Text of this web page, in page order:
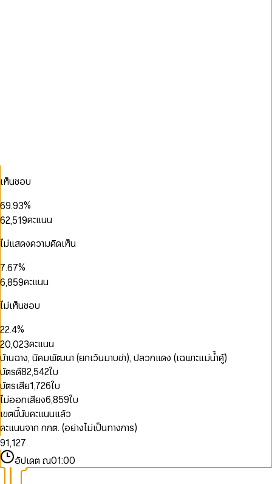
เห็นชอบ
2
4
6
7
8
9
7
9.
7
9
1
3
4
5
6
7
8
9
%
2
3
5
6
8
1
2
4
6
7
8
9
,
2
4
5
7
9
0
1
3
5
6
7
8
9
6
7
8
9คะแนน
ไม่แสดงความคิดเห็น
1
2
3
5
7
8
9
.
0
1
2
4
6
7
8
9
1
2
3
5
7
8
9
%
0
1
2
3
5
6
8
,
1
2
3
4
5
7
8
0
2
4
5
7
9
0
2
3
4
5
6
7
8
9คะแนน
ไม่เห็นชอบ
0
2
3
4
5
6
7
8
9
0
2
3
4
5
6
7
8
9
.
0
2
4
5
6
7
8
9
%
1
2
3
4
5
6
7
8
9
0
1
2
3
4
5
6
7
8
9
,0
1
2
3
4
5
6
7
8
9
0
1
2
3
4
5
6
7
8
9
0
3
4
5
6
7
8
9
คะแนน
บ้านฉาง, นิคมพัฒนา (ยกเว้นมาบข่า), ปลวกแดง (เฉพาะแม่น้ำคู้)
บัตรดี82,542ใบ
บัตรเสีย1,726ใบ
ไม่ออกเสียง6,859ใบ
เขตนี้นับคะแนนแล้ว
คะแนนจาก กกต. (อย่างไม่เป็นทางการ)
0
1
2
3
4
5
6
7
8
9
0
1
2
3
,
0
1
2
3
0
1
2
3
4
5
0
1
2
3
4
5
6
7
8
9
อัปเดต ณ01:00